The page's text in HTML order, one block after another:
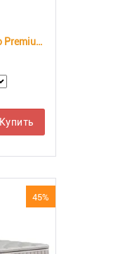
Ортопедический матрас Orto Premium Memory
Купить
45%